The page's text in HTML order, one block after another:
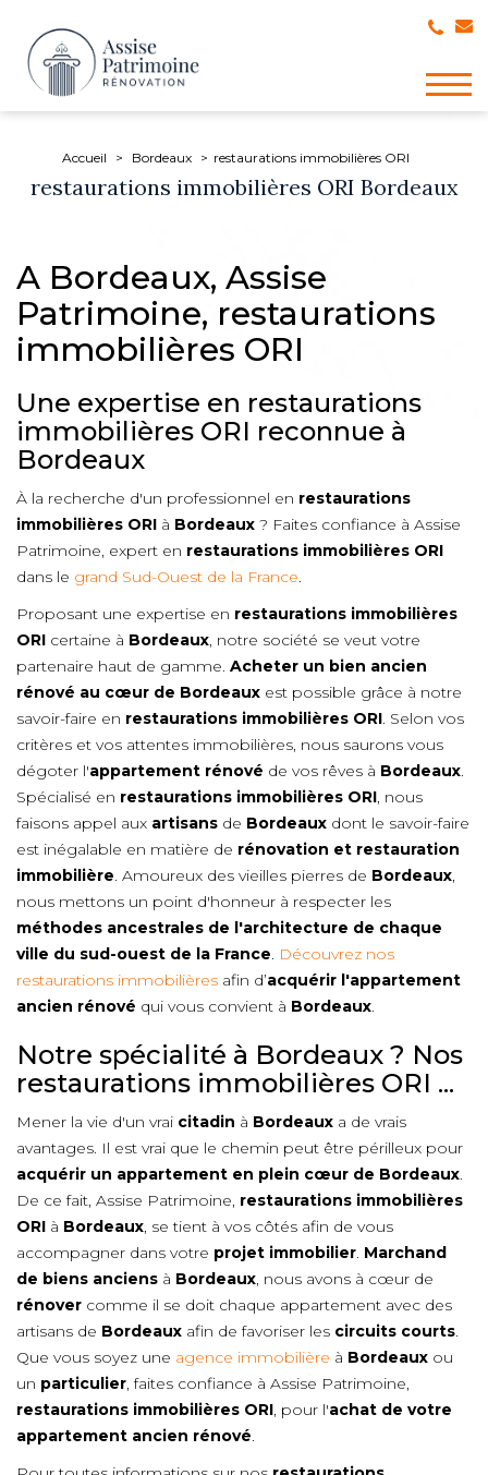
Accueil Bordeaux restaurations immobilières ORI
restaurations immobilières ORI Bordeaux
A Bordeaux, Assise
Patrimoine, restaurations
immobilières ORI
Une expertise en restaurations
immobilières ORI reconnue à
Bordeaux
À la recherche d'un professionnel en restaurations
immobilières ORI à Bordeaux ? Faites confiance à Assise
Patrimoine, expert en restaurations immobilières ORI
dans le grand Sud-Ouest de la France.
Proposant une expertise en restaurations immobilières
ORI certaine à Bordeaux, notre société se veut votre
partenaire haut de gamme. Acheter un bien ancien
rénové au cœur de Bordeaux est possible grâce à notre
savoir-faire en restaurations immobilières ORI. Selon vos
critères et vos attentes immobilières, nous saurons vous
dégoter l'appartement rénové de vos rêves à Bordeaux.
Spécialisé en restaurations immobilières ORI, nous
faisons appel aux artisans de Bordeaux dont le savoir-faire
est inégalable en matière de rénovation et restauration
immobilière. Amoureux des vieilles pierres de Bordeaux,
nous mettons un point d'honneur à respecter les
méthodes ancestrales de l'architecture de chaque
ville du sud-ouest de la France. Découvrez nos
restaurations immobilières afin d’acquérir l'appartement
ancien rénové qui vous convient à Bordeaux.
Notre spécialité à Bordeaux ? Nos
restaurations immobilières ORI ...
Mener la vie d'un vrai citadin à Bordeaux a de vrais
avantages. Il est vrai que le chemin peut être périlleux pour
acquérir un appartement en plein cœur de Bordeaux.
De ce fait, Assise Patrimoine, restaurations immobilières
ORI à Bordeaux, se tient à vos côtés afin de vous
accompagner dans votre projet immobilier. Marchand
de biens anciens à Bordeaux, nous avons à cœur de
rénover comme il se doit chaque appartement avec des
artisans de Bordeaux afin de favoriser les circuits courts.
Que vous soyez une agence immobilière à Bordeaux ou
un particulier, faites confiance à Assise Patrimoine,
restaurations immobilières ORI, pour l'achat de votre
appartement ancien rénové.